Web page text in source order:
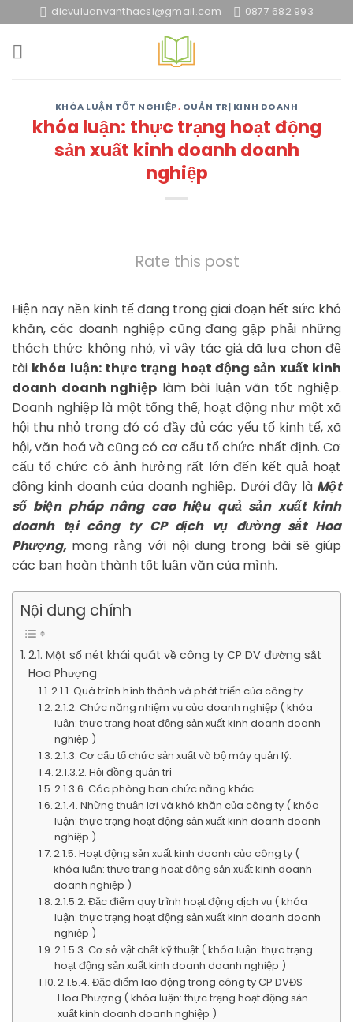
to
content
dicvuluanvanthacsi@gmail.com 0877 682 993
KHÓA LUẬN TỐT NGHIỆP, QUẢN TRỊ KINH DOANH
khóa luận: thực trạng hoạt động
sản xuất kinh doanh doanh
nghiệp
Rate this post
Hiện nay nền kinh tế đang trong giai đoạn hết sức khó
khăn, các doanh nghiệp cũng đang gặp phải những
thách thức không nhỏ, vì vậy tác giả dã lựa chọn đề
tài khóa luận: thực trạng hoạt động sản xuất kinh
doanh doanh nghiệp làm bài luận văn tốt nghiệp.
Doanh nghiệp là một tổng thể, hoạt động như một xã
hội thu nhỏ trong đó có đầy đủ các yếu tố kinh tế, xã
hội, văn hoá và cũng có cơ cấu tổ chức nhất định. Cơ
cấu tổ chức có ảnh hưởng rất lớn đến kết quả hoạt
động kinh doanh của doanh nghiệp. Dưới đây là Một
số biện pháp nâng cao hiệu quả sản xuất kinh
doanh tại công ty CP dịch vụ đường sắt Hoa
Phượng, mong rằng với nội dung trong bài sẽ giúp
các bạn hoàn thành tốt luận văn của mình.
Nội dung chính
2.1. Một số nét khái quát về công ty CP DV đường sắt
Hoa Phượng
2.1.1. Quá trình hình thành và phát triển của công ty
2.1.2. Chức năng nhiệm vụ của doanh nghiệp ( khóa
luận: thực trạng hoạt động sản xuất kinh doanh doanh
nghiệp )
2.1.3. Cơ cấu tổ chức sản xuất và bộ máy quản lý:
2.1.3.2. Hội đồng quản trị
2.1.3.6. Các phòng ban chức năng khác
2.1.4. Những thuận lợi và khó khăn của công ty ( khóa
luận: thực trạng hoạt động sản xuất kinh doanh doanh
nghiệp )
2.1.5. Hoạt động sản xuất kinh doanh của công ty (
khóa luận: thực trạng hoạt động sản xuất kinh doanh
doanh nghiệp )
2.1.5.2. Đặc điểm quy trình hoạt động dịch vụ ( khóa
luận: thực trạng hoạt động sản xuất kinh doanh doanh
nghiệp )
2.1.5.3. Cơ sở vật chất kỹ thuật ( khóa luận: thực trạng
hoạt động sản xuất kinh doanh doanh nghiệp )
2.1.5.4. Đặc điểm lao động trong công ty CP DVĐS
Hoa Phượng ( khóa luận: thực trạng hoạt động sản
xuất kinh doanh doanh nghiệp )